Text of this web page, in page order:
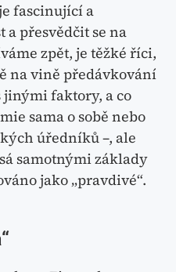
fascinující a
přesvědčit se na
zpět, je těžké říci,
na vině předávkování
faktory, a co
sama o sobě nebo
úředníků –, ale
samotnými základy
jako „pravdivé“.